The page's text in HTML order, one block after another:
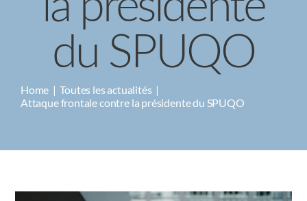
du SPUQO
Home
Toutes les actualités
Attaque frontale contre la présidente du SPUQO